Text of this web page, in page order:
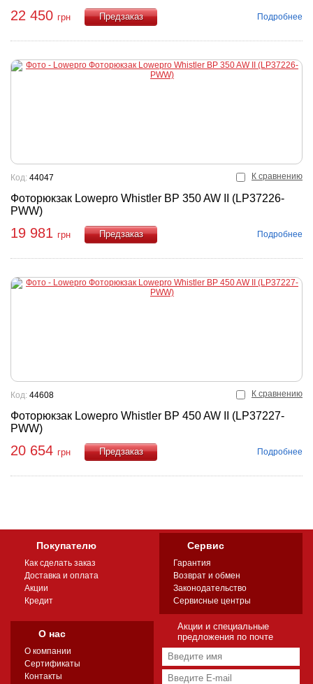
22 450 грн
Подробнее
К сравнению
Фоторюкзак Lowepro Whistler BP 350 AW II (LP37226-
PWW)
Код: 44047
19 981 грн
Подробнее
К сравнению
Фоторюкзак Lowepro Whistler BP 450 AW II (LP37227-
PWW)
Код: 44608
20 654 грн
Подробнее
Покупателю
Как сделать заказ
Доставка и оплата
Акции
Кредит
Сервис
Гарантия
Возврат и обмен
Законодательство
Сервисные центры
О нас
О компании
Сертификаты
Контакты
Акции и специальные
предложения по почте